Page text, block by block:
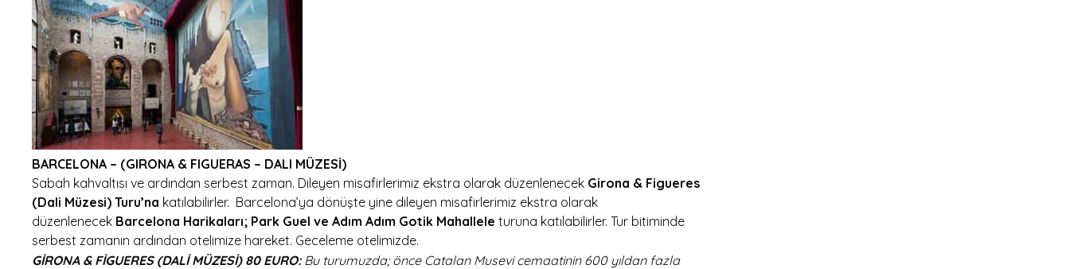
BARCELONA – (GIRONA & FIGUERAS – DALI MÜZESİ)
Sabah kahvaltısı ve ardından serbest zaman. Dileyen misafirlerimiz ekstra olarak düzenlenecek Girona & Figueres
(Dali Müzesi) Turu’na katılabilirler. Barcelona’ya dönüşte yine dileyen misafirlerimiz ekstra olarak
düzenlenecek Barcelona Harikaları; Park Guel ve Adım Adım Gotik Mahallele turuna katılabilirler. Tur bitiminde
serbest zamanın ardından otelimize hareket. Geceleme otelimizde.
GİRONA & FİGUERES (DALİ MÜZESİ) 80 EURO:Bu turumuzda; önce Catalan Musevi cemaatinin 600 yıldan fazla